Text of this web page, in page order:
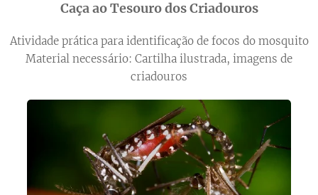
Caça ao Tesouro dos Criadouros
Atividade prática para identificação de focos do mosquito
Material necessário: Cartilha ilustrada, imagens de
criadouros